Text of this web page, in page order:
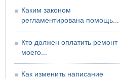
Каким законом
регламентирована помощь...
Кто должен оплатить ремонт
моего...
Как изменить написание